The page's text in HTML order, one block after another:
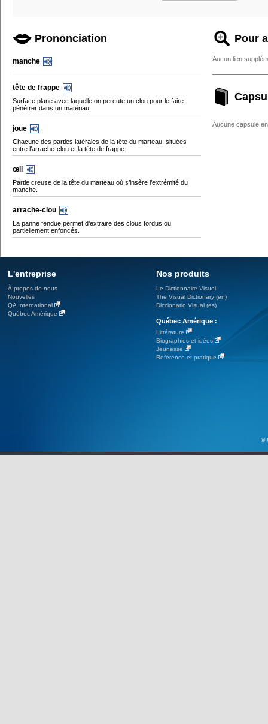
Prononciation
manche
tête de frappe
Surface plane avec laquelle on percute un clou pour le faire
pénétrer dans un matériau.
joue
Chacune des parties latérales de la tête du marteau, situées
entre l’arrache-clou et la tête de frappe.
œil
Partie creuse de la tête du marteau où s’insère l’extrémité du
manche.
arrache-clou
La panne fendue permet d’extraire des clous tordus ou
partiellement enfoncés.
Pour
Aucun lien
Aucune capsule
L'entreprise
À propos de nous
Nouvelles
QA International
Québec Amérique
Nos produits
Le Dictionnaire Visuel
The Visual Dictionary (en)
Diccionario Visual (es)
Québec Amérique :
Littérature
Biographies et idées
Jeunesse
Référence et pratique
©